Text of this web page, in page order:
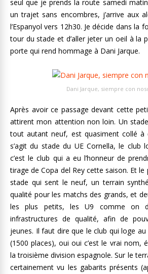
seul que je prends la route samedi
un trajet sans encombres, j’arrive aux
l’Espanyol vers 12h30. Je décide dans la
tour du stade et d’aller jeter un oeil à la
porte qui rend hommage à Dani Jarque.
Dani Jarque, siempre con
Après avoir ce passage devant cette
attirent mon attention non loin. Un
tout autant neuf, est quasiment collé à
s’agit du stade du UE Cornella, le club
c’est le club qui a eu l’honneur de
tirage de Copa del Rey cette saison. Et
stade qui sent le neuf, un terrain
qualité pour les matchs des grands, et
les plus petits, les U9 comme on
infrastructures de qualité, afin de
jeunes. Il faut dire que le club qui loge
(1500 places), oui oui c’est le vrai nom,
la troisième division espagnole. Sur le
certainement vu les gabarits présents